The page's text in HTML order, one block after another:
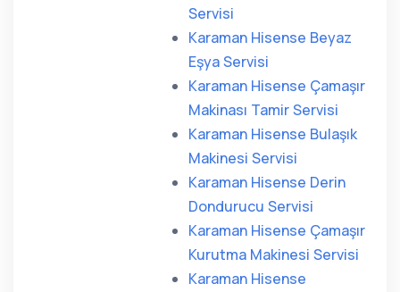
Servisi
Karaman Hisense Beyaz
Eşya Servisi
Karaman Hisense Çamaşır
Makinası Tamir Servisi
Karaman Hisense Bulaşık
Makinesi Servisi
Karaman Hisense Derin
Dondurucu Servisi
Karaman Hisense Çamaşır
Kurutma Makinesi Servisi
Karaman Hisense